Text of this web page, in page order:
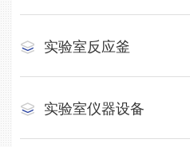
实验室反应釜
实验室仪器设备